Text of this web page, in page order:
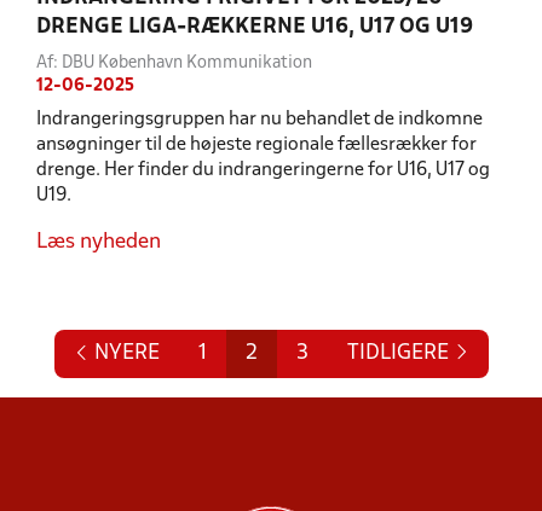
DRENGE LIGA-RÆKKERNE U16, U17 OG U19
Af: DBU København Kommunikation
12-06-2025
Indrangeringsgruppen har nu behandlet de indkomne
ansøgninger til de højeste regionale fællesrækker for
drenge. Her finder du indrangeringerne for U16, U17 og
U19.
Læs nyheden
NYERE 1 2 3 TIDLIGERE